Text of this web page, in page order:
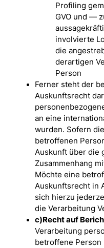
Profiling
GVO und —
involvierte
die
derartigen
Person
Ferner steht der
Auskunftsrecht
an eine
wurden. Sofern
betroffenen
Auskunft über die
Zusammenhang
Möchte eine
Auskunftsrecht in
sich hierzu
die Verarbeitung
c)Recht auf
Verarbeitung
betroffene Person